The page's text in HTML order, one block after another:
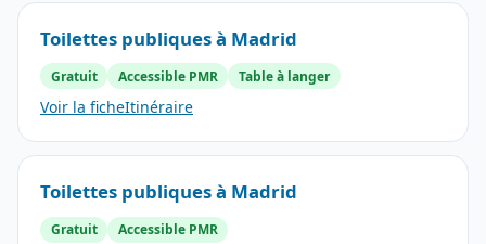
Toilettes publiques à Madrid
Gratuit Accessible PMR Table à langer
Voir la ficheItinéraire
Toilettes publiques à Madrid
Gratuit Accessible PMR